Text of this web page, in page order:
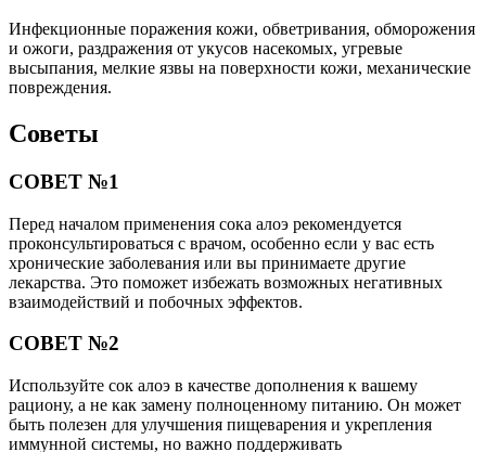
Инфекционные поражения кожи, обветривания, обморожения
и ожоги, раздражения от укусов насекомых, угревые
высыпания, мелкие язвы на поверхности кожи, механические
повреждения.
Советы
СОВЕТ №1
Перед началом применения сока алоэ рекомендуется
проконсультироваться с врачом, особенно если у вас есть
хронические заболевания или вы принимаете другие
лекарства. Это поможет избежать возможных негативных
взаимодействий и побочных эффектов.
СОВЕТ №2
Используйте сок алоэ в качестве дополнения к вашему
рациону, а не как замену полноценному питанию. Он может
быть полезен для улучшения пищеварения и укрепления
иммунной системы, но важно поддерживать